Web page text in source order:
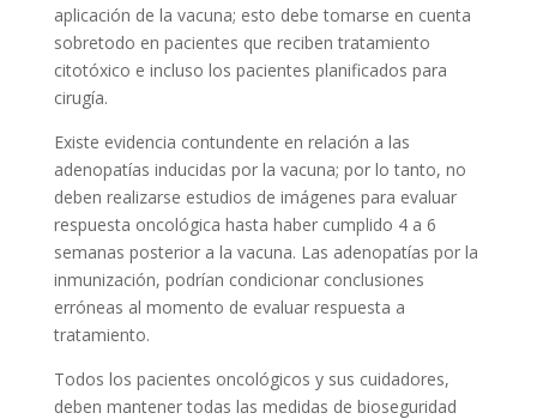
aplicación de la vacuna; esto debe tomarse en cuenta
sobretodo en pacientes que reciben tratamiento
citotóxico e incluso los pacientes planificados para
cirugía.
Existe evidencia contundente en relación a las
adenopatías inducidas por la vacuna; por lo tanto, no
deben realizarse estudios de imágenes para evaluar
respuesta oncológica hasta haber cumplido 4 a 6
semanas posterior a la vacuna. Las adenopatías por la
inmunización, podrían condicionar conclusiones
erróneas al momento de evaluar respuesta a
tratamiento.
Todos los pacientes oncológicos y sus cuidadores,
deben mantener todas las medidas de bioseguridad